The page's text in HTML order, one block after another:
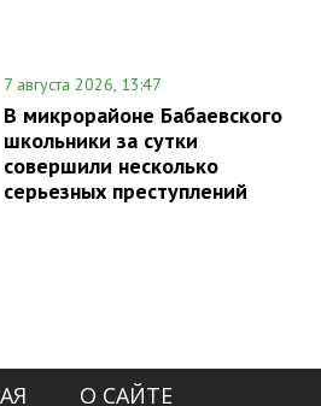
7 августа 2026, 13:47
В микрорайоне Бабаевского
школьники за сутки
совершили несколько
серьезных преступлений
О САЙТЕ